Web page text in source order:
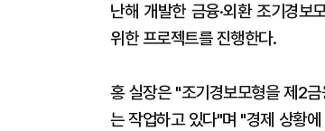
난해 개발한 금융·외환 조기경보
위한 프로젝트를 진행한다.
홍 실장은 "조기경보모형을 제2
는 작업하고 있다"며 "경제 상황